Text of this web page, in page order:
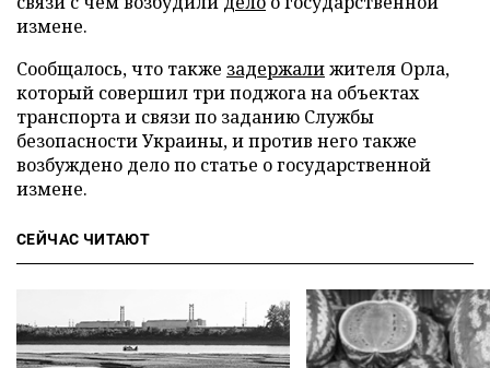
измене.
Сообщалось, что также задержалижителя Орла,
который совершил три поджога на объектах
транспорта и связи по заданию Службы
безопасности Украины, и против него также
возбуждено дело по статье о государственной
измене.
СЕЙЧАС ЧИТАЮТ